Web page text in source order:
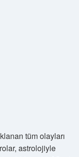
tüm olayları
astrolojiyle